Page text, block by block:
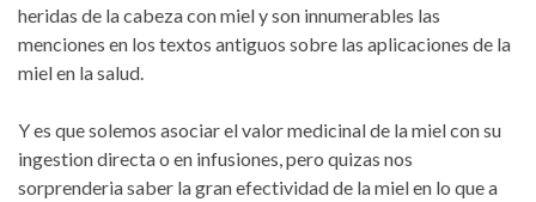
heridas de la cabeza con miel y son innumerables las
menciones en los textos antiguos sobre las aplicaciones de la
miel en la salud.
Y es que solemos asociar el valor medicinal de la miel con su
ingestion directa o en infusiones, pero quizas nos
sorprenderia saber la gran efectividad de la miel en lo que a